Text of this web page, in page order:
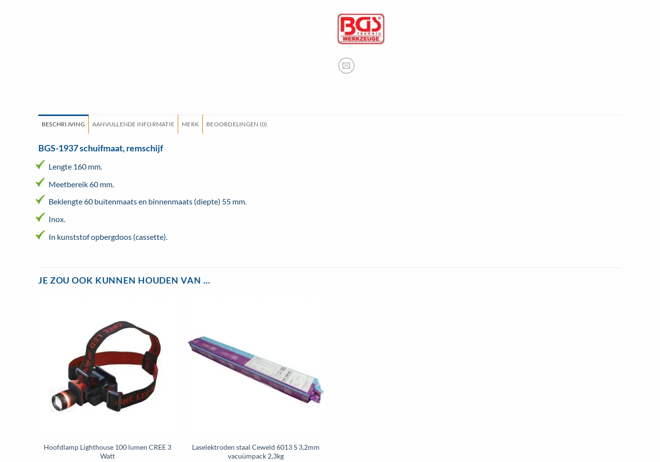
BESCHRIJVING AANVULLENDE INFORMATIE MERK BEOORDELINGEN (0)
BGS-1937 schuifmaat, remschijf
Lengte 160 mm.
Meetbereik 60 mm.
Beklengte 60 buitenmaats en binnenmaats (diepte) 55 mm.
Inox.
In kunststof opbergdoos (cassette).
JE ZOU OOK KUNNEN HOUDEN VAN …
Hoofdlamp Lighthouse 100 lumen CREE 3
Watt
Laselektroden staal Ceweld 6013 S 3,2mm
vacuümpack 2,3kg